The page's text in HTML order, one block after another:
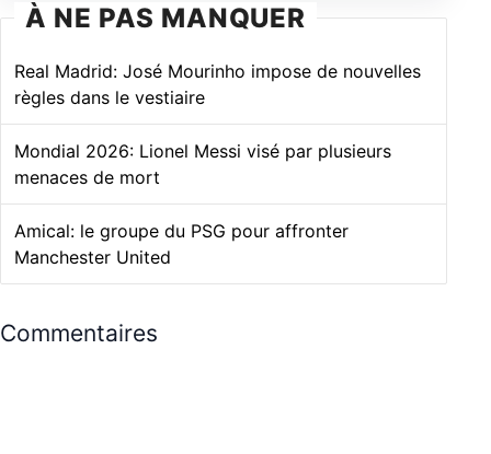
À NE PAS MANQUER
Real Madrid: José Mourinho impose de nouvelles
règles dans le vestiaire
Mondial 2026: Lionel Messi visé par plusieurs
menaces de mort
Amical: le groupe du PSG pour affronter
Manchester United
Commentaires